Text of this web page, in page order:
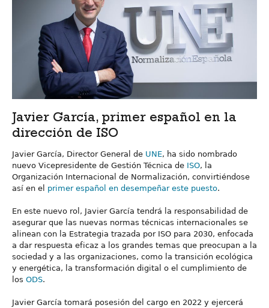
Javier García, primer español en la
dirección de ISO
Javier García, Director General de UNE, ha sido nombrado
nuevo Vicepresidente de Gestión Técnica de ISO, la
Organización Internacional de Normalización, convirtiéndose
así en el primer español en desempeñar este puesto.
En este nuevo rol, Javier García tendrá la responsabilidad de
asegurar que las nuevas normas técnicas internacionales se
alinean con la Estrategia trazada por ISO para 2030, enfocada
a dar respuesta eficaz a los grandes temas que preocupan a la
sociedad y a las organizaciones, como la transición ecológica
y energética, la transformación digital o el cumplimiento de
los ODS.
Javier García tomará posesión del cargo en 2022 y ejercerá